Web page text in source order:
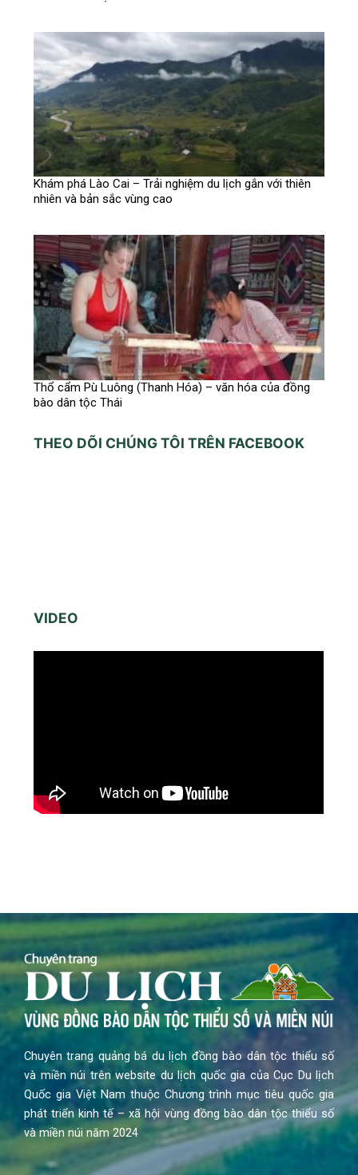
Khám phá Lào Cai – Trải nghiệm du lịch gắn với thiên
nhiên và bản sắc vùng cao
Thổ cẩm Pù Luông (Thanh Hóa) – văn hóa của đồng
bào dân tộc Thái
THEO DÕI CHÚNG TÔI TRÊN FACEBOOK
VIDEO
Chuyên trang quảng bá du lịch đồng bào dân tộc thiểu số
và miền núi trên website du lịch quốc gia của Cục Du lịch
Quốc gia Việt Nam thuộc Chương trình mục tiêu quốc gia
phát triển kinh tế – xã hội vùng đồng bào dân tộc thiểu số
và miền núi năm 2024